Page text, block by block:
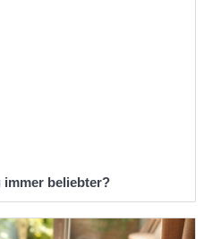
beliebter?